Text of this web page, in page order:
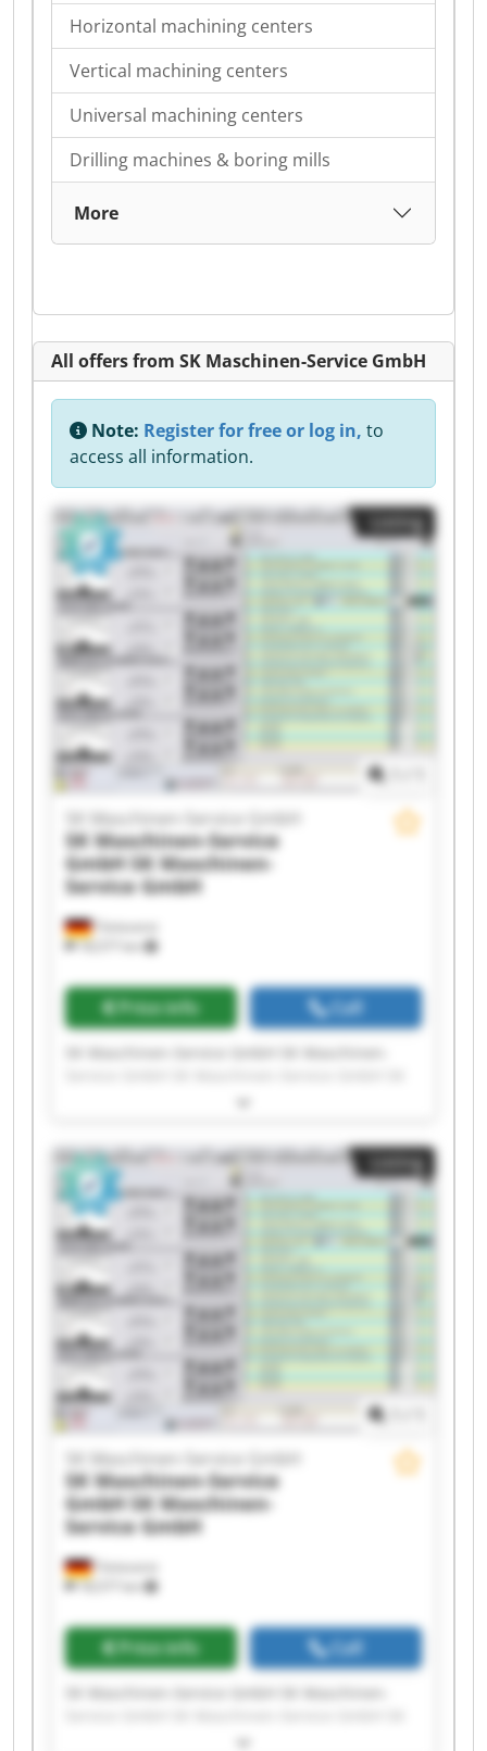
Horizontal machining centers
Vertical machining centers
Universal machining centers
Drilling machines & boring mills
More
All offers from SK Maschinen-Service GmbH
Note: Register for free or log in, to
access all information.
Listing
Tönisvorst
18,577 km
SK Maschinen-Service GmbH
SK Maschinen-Service
GmbH SK Maschinen-
Service GmbH
Price info Call
Maschinen-Service GmbH SK Maschinen-Service
Maschinen-Service GmbH SK Maschinen-Service
GmbH SK Maschinen-Service GmbH SK
Maschinen-Service GmbH SK Maschinen-Service
GmbH SK Maschinen-Service GmbH SK
Maschinen-Service GmbH SK Maschinen-Service
GmbH SK Maschinen-Service GmbH SK
Maschinen-Service GmbH SK Maschinen-Service
GmbH SK Maschinen-Service GmbH SK
Maschinen-Service GmbH SK Maschinen-Service
GmbH
Listing
Tönisvorst
18,577 km
SK Maschinen-Service GmbH
SK Maschinen-Service
GmbH SK Maschinen-
Service GmbH
Price info Call
Maschinen-Service GmbH SK Maschinen-Service